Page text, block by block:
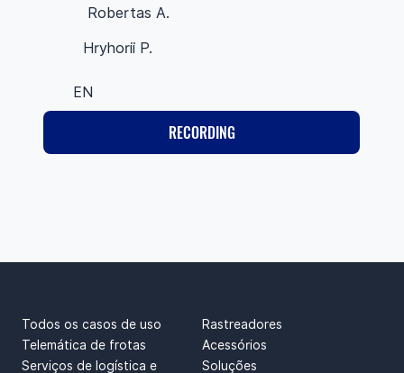
Robertas A.
Hryhorii P.
EN
RECORDING
Todos os casos de uso
Telemática de frotas
Serviços de logística e
Rastreadores
Acessórios
Soluções